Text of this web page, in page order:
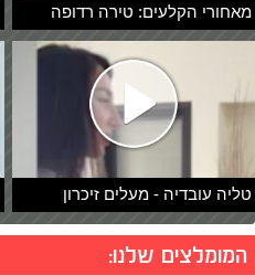
מאחורי הקלעים: טירה רדופה
טליה עובדיה - מעלים זיכרון
המומלצים שלנו: